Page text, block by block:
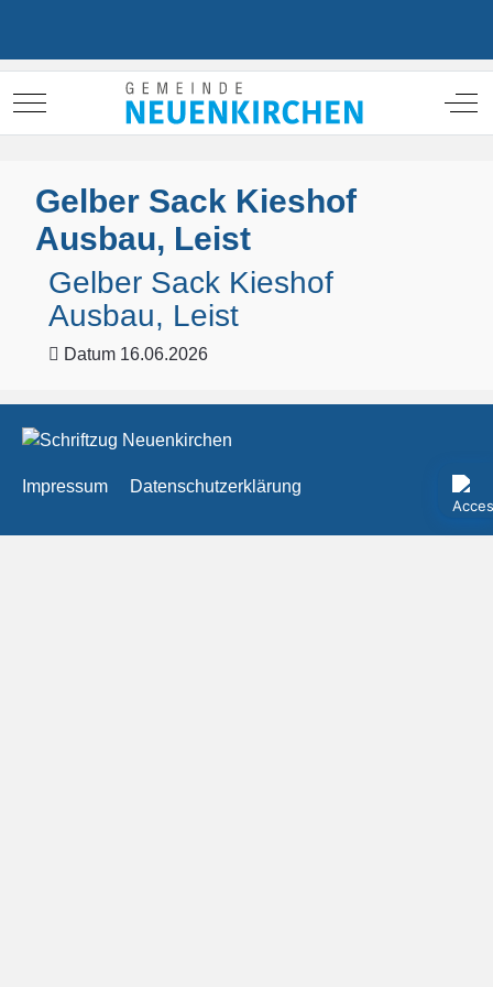
Mobile Menu Toggle Off-
Gelber Sack Kieshof
Ausbau, Leist
Gelber Sack Kieshof
Ausbau, Leist
Datum 16.06.2026
Impressum Datenschutzerklärung